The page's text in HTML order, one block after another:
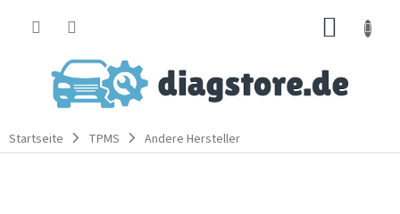
Startseite TPMS Andere Hersteller